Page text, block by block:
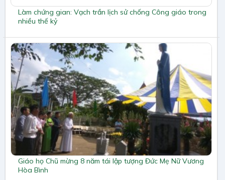
Làm chứng gian: Vạch trần lịch sử chống Công giáo trong
nhiều thế kỷ
Giáo họ Chũ mừng 8 năm tái lập tượng Đức Mẹ Nữ Vương
Hòa Bình